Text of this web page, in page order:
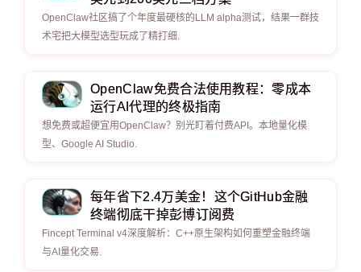
OpenClaw社区搞了个年度最硬核的LLM alpha测试，结果一群技
术宅把大模型选型玩成了精打细.
OpenClaw免费合法使用教程：零成本
运行AI代理的终极指南
想免费或超便宜用OpenClaw？别光盯着付费API。本地量化模
型、Google AI Studio.
每年省下2.4万美金！这个GitHub金融
终端彻底干掉彭博订阅费
Fincept Terminal v4深度解析：C++原生架构如何重塑金融终端
与AI量化交易.